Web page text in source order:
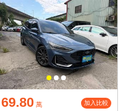
69.80 萬 加入比較